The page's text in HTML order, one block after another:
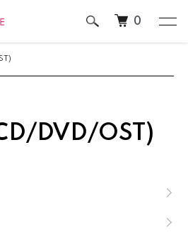
0
DVD/OST)